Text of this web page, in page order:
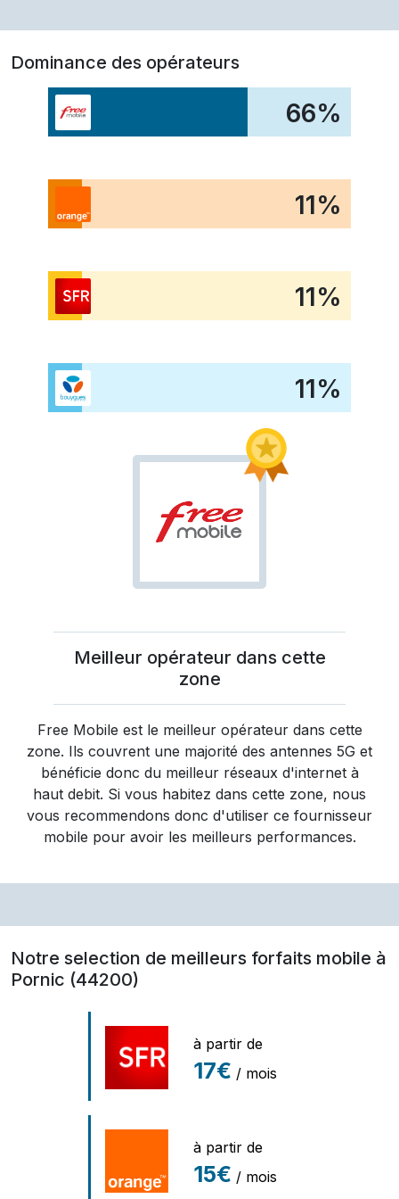
Dominance des opérateurs
66%
11%
11%
11%
Meilleur opérateur dans cette
zone
Free Mobile est le meilleur opérateur dans cette
zone. Ils couvrent une majorité des antennes 5G et
bénéficie donc du meilleur réseaux d'internet à
haut debit. Si vous habitez dans cette zone, nous
vous recommendons donc d'utiliser ce fournisseur
mobile pour avoir les meilleurs performances.
Notre selection de meilleurs forfaits mobile à
Pornic (44200)
à partir de
17€ / mois
à partir de
15€ / mois